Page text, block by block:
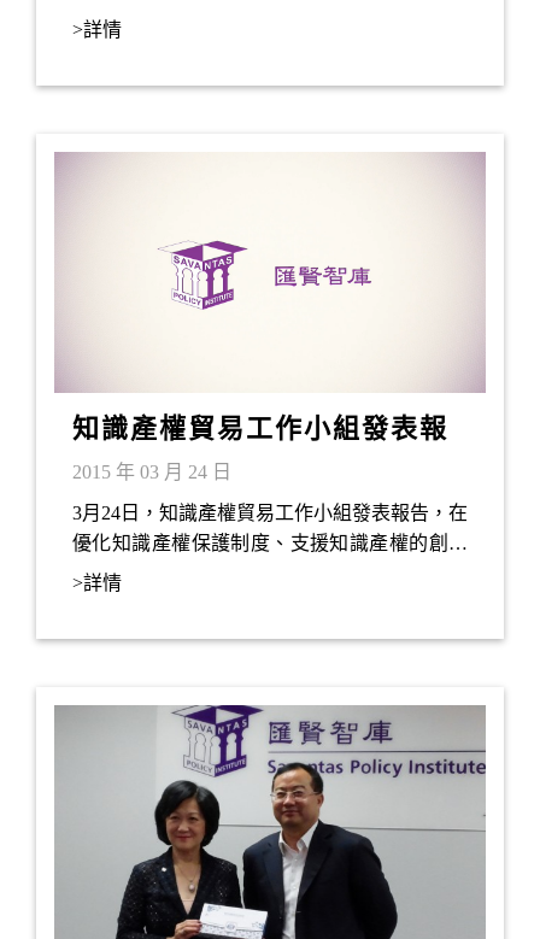
超視覺藝術館及赤柱大街。匯賢智庫主席葉劉
>詳情
知識產權貿易工作小組發表報
告
2015 年 03 月 24 日
3月24日，知識產權貿易工作小組發表報告，在
優化知識產權保護制度、支援知識產權的創造
和使用等策略範疇，建議一系列措施，以推動
>詳情